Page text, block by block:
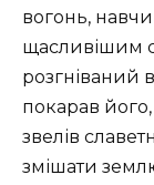
вогонь,
щасливішим
розгніваний
покарав
звелів
змішати